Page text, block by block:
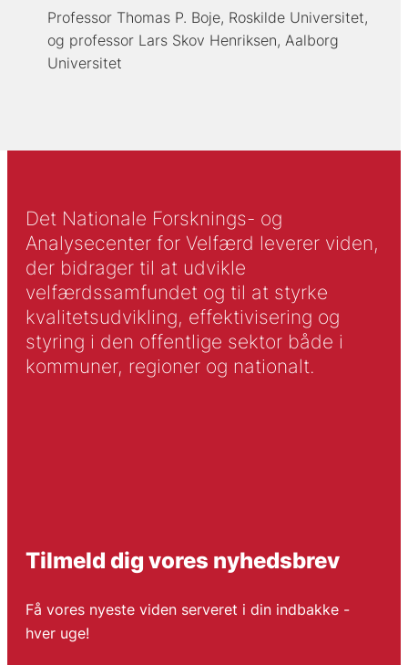
Professor Thomas P. Boje, Roskilde Universitet,
og professor Lars Skov Henriksen, Aalborg
Universitet
Det Nationale Forsknings- og
Analysecenter for Velfærd leverer viden,
der bidrager til at udvikle
velfærdssamfundet og til at styrke
kvalitetsudvikling, effektivisering og
styring i den offentlige sektor både i
kommuner, regioner og nationalt.
Tilmeld dig vores nyhedsbrev
Få vores nyeste viden serveret i din indbakke -
hver uge!